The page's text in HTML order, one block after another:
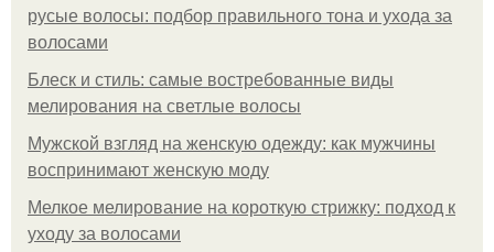
русые волосы: подбор правильного тона и ухода за
волосами
Блеск и стиль: самые востребованные виды
мелирования на светлые волосы
Мужской взгляд на женскую одежду: как мужчины
воспринимают женскую моду
Мелкое мелирование на короткую стрижку: подход к
уходу за волосами